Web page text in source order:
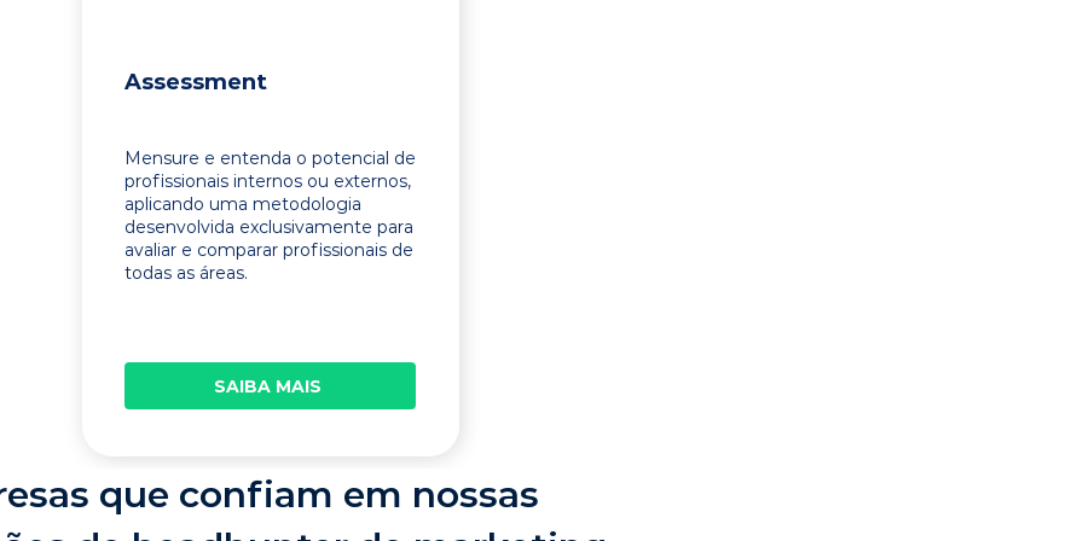
Assessment
Mensure e entenda o potencial de
profissionais internos ou externos,
aplicando uma metodologia
desenvolvida exclusivamente para
avaliar e comparar profissionais de
todas as áreas.
SAIBA MAIS
que confiam em nossas